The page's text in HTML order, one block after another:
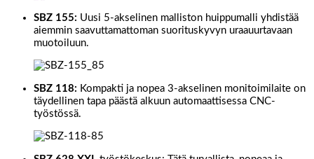
SBZ 155: Uusi 5-akselinen malliston huippumalli yhdistää
aiemmin saavuttamattoman suorituskyvyn uraauurtavaan
muotoiluun.
SBZ 118: Kompakti ja nopea 3-akselinen monitoimilaite on
täydellinen tapa päästä alkuun automaattisessa CNC-
työstössä.